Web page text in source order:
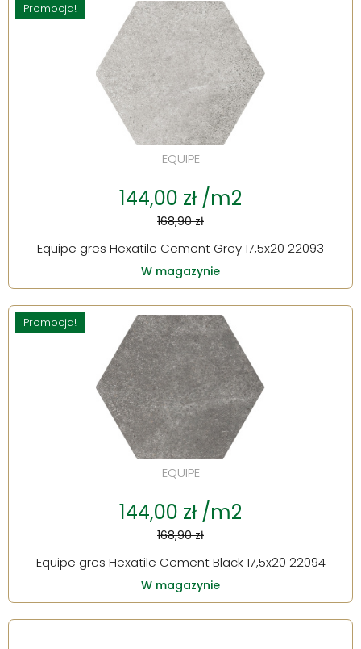
Promocja!
EQUIPE
144,00 zł /m2
168,90 zł
Equipe gres Hexatile Cement Grey 17,5x20 22093
W magazynie
Promocja!
EQUIPE
144,00 zł /m2
168,90 zł
Equipe gres Hexatile Cement Black 17,5x20 22094
W magazynie